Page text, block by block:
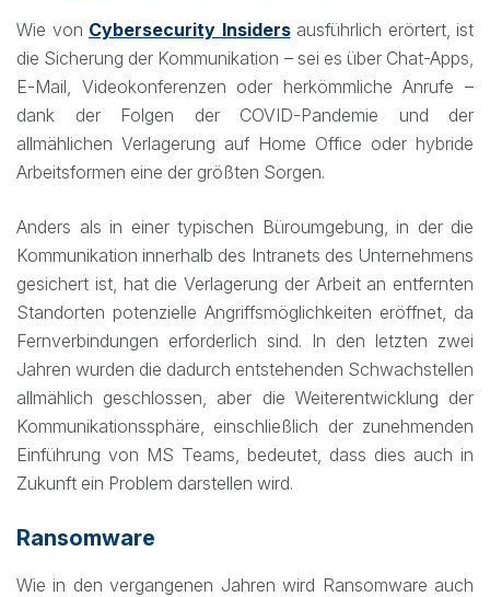
Wie von Cybersecurity Insidersausführlich erörtert, ist
die Sicherung der Kommunikation – sei es über Chat-Apps,
E-Mail, Videokonferenzen oder herkömmliche Anrufe –
dank der Folgen der COVID-Pandemie und der
allmählichen Verlagerung auf Home Office oder hybride
Arbeitsformen eine der größten Sorgen.
Anders als in einer typischen Büroumgebung, in der die
Kommunikation innerhalb des Intranets des Unternehmens
gesichert ist, hat die Verlagerung der Arbeit an entfernten
Standorten potenzielle Angriffsmöglichkeiten eröffnet, da
Fernverbindungen erforderlich sind. In den letzten zwei
Jahren wurden die dadurch entstehenden Schwachstellen
allmählich geschlossen, aber die Weiterentwicklung der
Kommunikationssphäre, einschließlich der zunehmenden
Einführung von MS Teams, bedeutet, dass dies auch in
Zukunft ein Problem darstellen wird.
Ransomware
Wie in den vergangenen Jahren wird Ransomware auch